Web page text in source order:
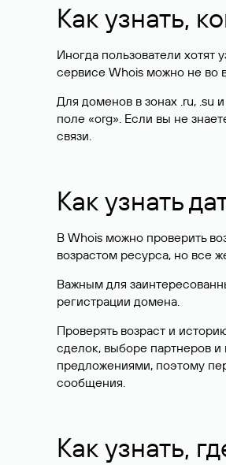
Как узнать,
Иногда пользователи
сервисе Whois можно не во
Для доменов в зонах .ru, .su
поле «org». Если вы не
связи.
Как узнать
В Whois можно проверить
возрастом ресурса, но все
Важным для
регистрации домена.
Проверять возраст и
сделок, выборе партнеров
предложениями, поэтому
сообщения.
Как узнать,